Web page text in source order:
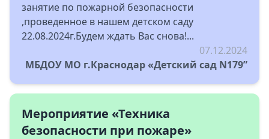
занятие по пожарной безопасности
,проведенное в нашем детском саду
22.08.2024г.Будем ждать Вас снова!...
07.12.2024
МБДОУ МО г.Краснодар «Детский сад N179”
Мероприятие «Техника
безопасности при пожаре»